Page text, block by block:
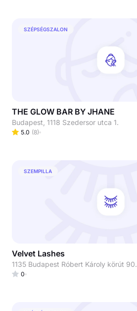
SZÉPSÉGSZALON
THE GLOW BAR BY JHANE
Budapest, 1118 Szedersor utca 1.
5.0 (8)
SZEMPILLA
Velvet Lashes
1135 Budapest Róbert Károly körút 90.
0